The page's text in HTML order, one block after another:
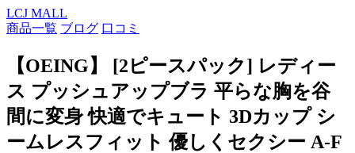
LCJ MALL
商品一覧 ブログ 口コミ
【OEING】 [2ピースパック] レディー
ス プッシュアップブラ 平らな胸を谷
間に変身 快適でキュート 3Dカップ シ
ームレスフィット 優しくセクシー A-F